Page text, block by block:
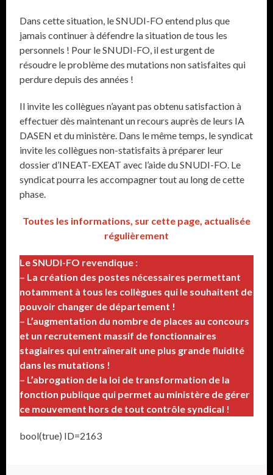
Dans cette situation, le SNUDI-FO entend plus que
jamais continuer à défendre la situation de tous les
personnels ! Pour le SNUDI-FO, il est urgent de
résoudre le problème des mutations non satisfaites qui
perdure depuis des années !
Il invite les collègues n’ayant pas obtenu satisfaction à
effectuer dès maintenant un recours auprès de leurs IA
DASEN et du ministère. Dans le même temps, le syndicat
invite les collègues non-statisfaits à préparer leur
dossier d’INEAT-EXEAT avec l’aide du SNUDI-FO. Le
syndicat pourra les accompagner tout au long de cette
phase.
Toutes les informations, sur cette page, actualisée
régulièrement
Le SNUDI-FO revendique :
– La création des postes nécessaires permettant
notamment à tous les collègues qui le souhaitent de
pouvoir changer de département !
– L’augmentation du nombre de places au concours
et un recrutement massif de fonctionnaires
stagiaires qui entraînerait une plus grande fluidité
dans les mutations !
– L’abrogation de la loi de transformation de la
fonction publique qui permet au ministère de gérer
ce mouvement hors de tout contrôle syndical !
bool(true) ID=2163